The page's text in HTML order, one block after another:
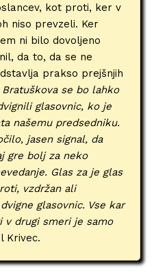
kot proti, ker v
niso prevzeli. Ker
ni bilo dovoljeno
da to, da se ne
prakso prejšnjih
Bratuškova se bo lahko
glasovnic, ko je
našemu predsedniku.
jasen signal, da
gre bolj za neko
Glas za je glas
vzdržan ali
glasovnic. Vse kar
v drugi smeri je samo
Krivec.